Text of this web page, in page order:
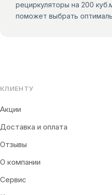
рециркуляторы на 200
поможет выбрать
КЛИЕНТУ
Акции
Доставка и оплата
Отзывы
О компании
Сервис